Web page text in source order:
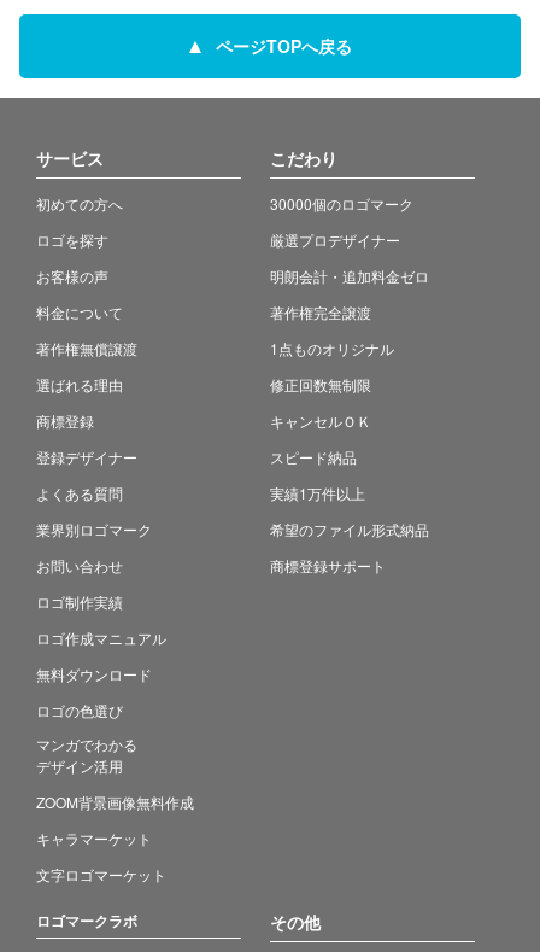
ページTOPへ戻る
サービス
初めての方へ
ロゴを探す
お客様の声
料金について
著作権無償譲渡
選ばれる理由
商標登録
登録デザイナー
よくある質問
業界別ロゴマーク
お問い合わせ
ロゴ制作実績
ロゴ作成マニュアル
無料ダウンロード
ロゴの色選び
マンガでわかる
デザイン活用
ZOOM背景画像無料作成
キャラマーケット
文字ロゴマーケット
こだわり
30000個のロゴマーク
厳選プロデザイナー
明朗会計・追加料金ゼロ
著作権完全譲渡
1点ものオリジナル
修正回数無制限
キャンセルＯＫ
スピード納品
実績1万件以上
希望のファイル形式納品
商標登録サポート
ロゴマークラボ その他